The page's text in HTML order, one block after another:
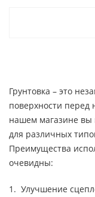
Грунтовка – это
поверхности перед
нашем магазине вы
для различных
Преимущества
очевидны:
Улучшение